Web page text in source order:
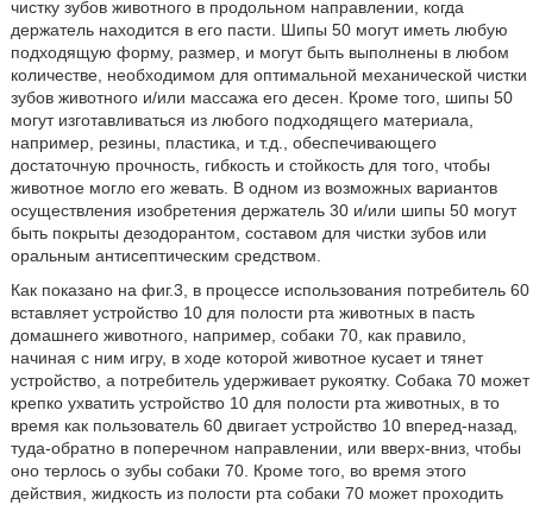
чистку зубов животного в продольном направлении, когда
держатель находится в его пасти. Шипы 50 могут иметь любую
подходящую форму, размер, и могут быть выполнены в любом
количестве, необходимом для оптимальной механической чистки
зубов животного и/или массажа его десен. Кроме того, шипы 50
могут изготавливаться из любого подходящего материала,
например, резины, пластика, и т.д., обеспечивающего
достаточную прочность, гибкость и стойкость для того, чтобы
животное могло его жевать. В одном из возможных вариантов
осуществления изобретения держатель 30 и/или шипы 50 могут
быть покрыты дезодорантом, составом для чистки зубов или
оральным антисептическим средством.
Как показано на фиг.3, в процессе использования потребитель 60
вставляет устройство 10 для полости рта животных в пасть
домашнего животного, например, собаки 70, как правило,
начиная с ним игру, в ходе которой животное кусает и тянет
устройство, а потребитель удерживает рукоятку. Собака 70 может
крепко ухватить устройство 10 для полости рта животных, в то
время как пользователь 60 двигает устройство 10 вперед-назад,
туда-обратно в поперечном направлении, или вверх-вниз, чтобы
оно терлось о зубы собаки 70. Кроме того, во время этого
действия, жидкость из полости рта собаки 70 может проходить